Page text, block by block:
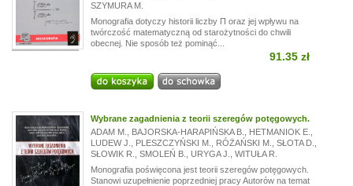
SZYMURA M.
Monografia dotyczy historii liczby Π oraz jej wpływu na
twórczość matematyczną od starożytności do chwili
obecnej. Nie sposób też pominąć...
91.35 zł
Wybrane zagadnienia z teorii szeregów potęgowych.
ADAM M.
BAJORSKA-HARAPIŃSKA B. HETMANIOK E.
LUDEW J.
PLESZCZYŃSKI M. RÓŻAŃSKI M. SŁOTA D.
SŁOWIK R.
SMOLEŃ B. URYGA J.
WITUŁA R.
Monografia poświęcona jest teorii szeregów potęgowych.
Stanowi uzupełnienie poprzedniej pracy Autorów na temat